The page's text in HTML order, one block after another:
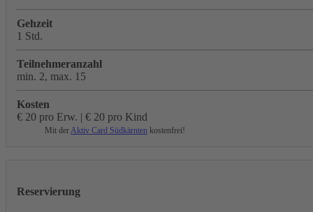
Gehzeit
1 Std.
Teilnehmeranzahl
min. 2, max. 15
Kosten
€ 20 pro Erw. | € 20 pro Kind
Mit derAktiv Card Südkärnten kostenfrei!
Reservierung